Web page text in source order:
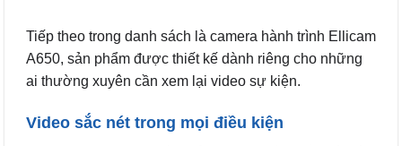
Tiếp theo trong danh sách là camera hành trình Ellicam
A650, sản phẩm được thiết kế dành riêng cho những
ai thường xuyên cần xem lại video sự kiện.
Video sắc nét trong mọi điều kiện